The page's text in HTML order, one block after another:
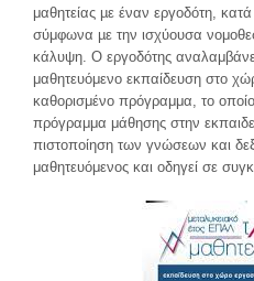
μαθητείας µε έναν εργοδότη,
σύμφωνα µε την ισχύουσα
κάλυψη. Ο εργοδότης
μαθητευόμενο εκπαίδευση στο
καθορισμένο πρόγραμμα, το
πρόγραμμα μάθησης στην
πιστοποίηση των γνώσεων και
μαθητευόμενος και οδηγεί σε